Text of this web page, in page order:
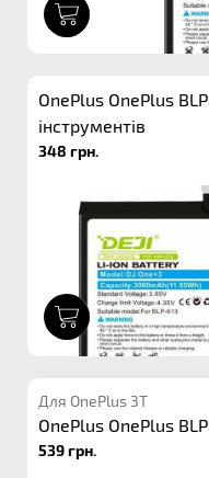
OnePlus OnePlus
інструментів
348 грн.
Для OnePlus 3T
OnePlus OnePlus
539 грн.